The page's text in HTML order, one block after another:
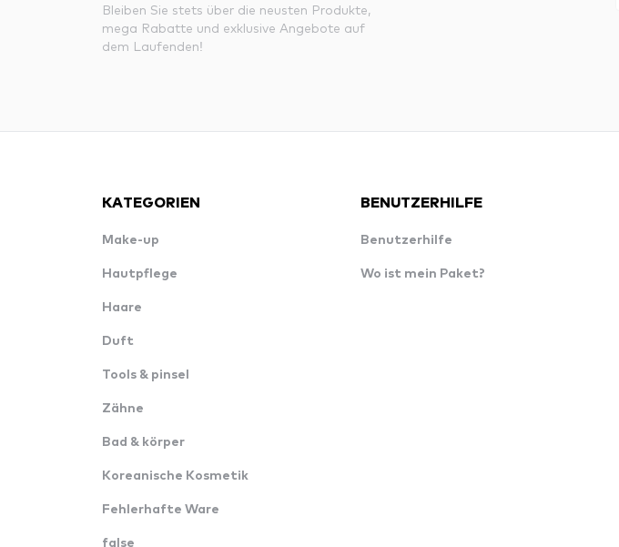
Bleiben Sie stets über die neusten Produkte,
mega Rabatte und exklusive Angebote auf
dem Laufenden!
KATEGORIEN
Make-up
Hautpflege
Haare
Duft
Tools & pinsel
Zähne
Bad & körper
Koreanische Kosmetik
Fehlerhafte Ware
false
BENUTZERHILFE
Benutzerhilfe
Wo ist mein Paket?